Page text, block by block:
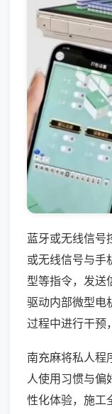
蓝牙或无线信号
或无线信号与手
型等指令，发送
驱动内部微型电
过程中进行干预
南充麻将私人程
人使用习惯与偏
性化体验，施工